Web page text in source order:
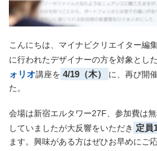
こんにちは、マイナビクリエイター編
に行われたデザイナーの方を対象とし
ォリオ講座を 4/19（木）
に、再び開
た。
会場は新宿エルタワー27F、参加費は
していましたが大反響をいただき 定員
ます。興味がある方はぜひお早めにご